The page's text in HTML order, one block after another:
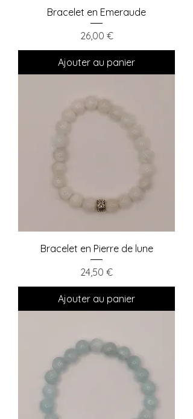
Bracelet en Emeraude
Prix
26,00 €
Ajouter au panier
Bracelet en Pierre de lune
Prix
24,50 €
Ajouter au panier